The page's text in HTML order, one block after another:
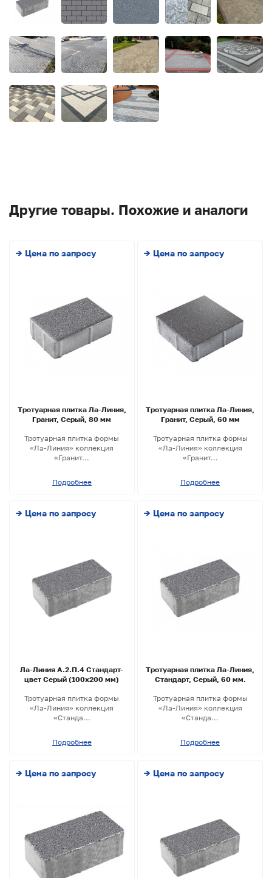
Другие товары. Похожие и аналоги
→ Цена по запросу
Тротуарная плитка Ла-Линия,
Гранит, Серый, 80 мм
Тротуарная плитка формы
«Ла-Линия» коллекция
«Гранит...
Подробнее
→ Цена по запросу
Тротуарная плитка Ла-Линия,
Гранит, Серый, 60 мм
Тротуарная плитка формы
«Ла-Линия» коллекция
«Гранит...
Подробнее
→ Цена по запросу
Ла-Линия А.2.П.4 Стандарт-
цвет Серый (100х200 мм)
Тротуарная плитка формы
«Ла-Линия» коллекция
«Станда...
Подробнее
→ Цена по запросу
Тротуарная плитка Ла-Линия,
Стандарт, Серый, 60 мм.
Тротуарная плитка формы
«Ла-Линия» коллекция
«Станда...
Подробнее
→ Цена по запросу → Цена по запросу